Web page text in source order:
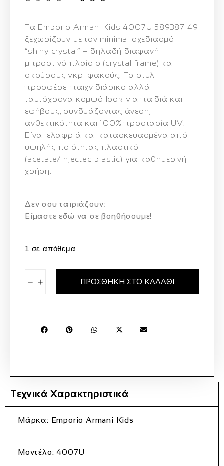
Τα Emporio Armani Kids 4007U 589387 49
ξεχωρίζουν με τον minimal σχεδιασμό
“shiny crystal” – δηλαδή διαφανή
μπροστινό πλαίσιο (crystal frame) και
σκούρους γκρι φακούς. Το στυλ
προσφέρει παιχνιδιάρικο αλλά
ταυτόχρονα κομψό look για παιδιά και
εφήβους, συνδυάζοντας άνεση,
ανθεκτικότητα και 100% προστασία UV
Είναι ελαφριά και κατασκευασμένα από
υψηλής ποιότητας πλαστικό
(acetate/injected plastic) για καθημερινή
χρήση.
Δεν σου ταιριάζουν;
Eίμαστε εδώ να σε βοηθήσουμε!
1 σε απόθεμα
− + ΠΡΟΣΘΉΚΗ ΣΤΟ ΚΑΛΆΘΙ
Τεχνικά Χαρακτηριστικά
Μάρκα: Emporio Armani Kids
Μοντέλο: 4007U